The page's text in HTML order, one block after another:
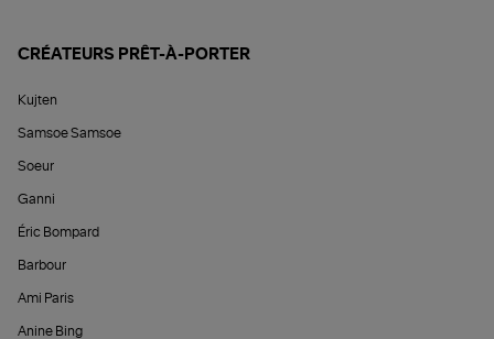
CRÉATEURS PRÊT-À-PORTER
Kujten
Samsoe Samsoe
Soeur
Ganni
Éric Bompard
Barbour
Ami Paris
Anine Bing